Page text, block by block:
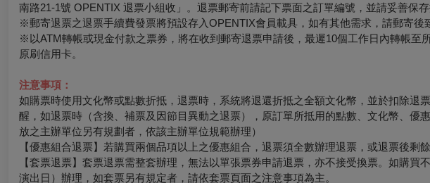
南路21-1號 OPENTIX 退票小組收」。退票郵寄前請記下票面之訂單編號，並請妥善保存
※郵寄退票之退票手續費發票將預設存入OPENTIX會員載具，如有其他需求，請郵寄後
※以ATM轉帳或現金付款之票券，將在收到郵寄退票申請後，最遲10個工作日內轉帳至
原刷信用卡。
注意事項：
如購票時使用文化幣或點數折抵，退票時，系統將退還折抵之全額文化幣，並於扣除退
醒，如退票時（含換、補票及因節目異動之退票），原訂單所抵用的點數、文化幣、優
放之主辦單位另有規劃者，依該主辦單位規範辦理）
【優惠組合退票】若購買兩個品項以上之優惠組合，退票須全數辦理退票，或退票後剩
【套票退票】套票退票需整套辦理，無法以單張票券申請退票，亦不接受換票。如購
演出日）辦理，如套票另有規定者，請依套票頁面之注意事項為主。